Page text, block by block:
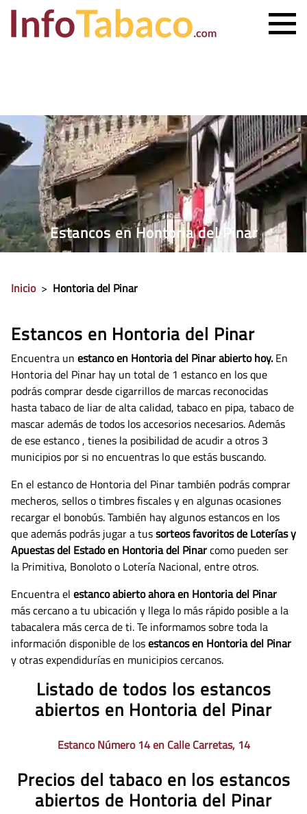
ESTANCO MÁS CERCANO
CONTACTO
Estancos en Hontoria del Pinar
Inicio > Hontoria del Pinar
Estancos en Hontoria del Pinar
Encuentra un estanco en Hontoria del Pinar abierto hoy. En
Hontoria del Pinar hay un total de 1 estanco en los que
podrás comprar desde cigarrillos de marcas reconocidas
hasta tabaco de liar de alta calidad, tabaco en pipa, tabaco de
mascar además de todos los accesorios necesarios.Además
de ese estanco , tienes la posibilidad de acudir a otros 3
municipios por si no encuentras lo que estás buscando.
En el estanco de Hontoria del Pinar también podrás comprar
mecheros, sellos o timbres fiscales y en algunas ocasiones
recargar el bonobús. También hay algunos estancos en los
que además podrás jugar a tussorteos favoritos de Loterías y
Apuestas del Estado en Hontoria del Pinarcomo pueden ser
la Primitiva, Bonoloto o Lotería Nacional, entre otros.
Encuentra el estanco abierto ahora en Hontoria del Pinar
más cercano a tu ubicación y llega lo más rápido posible a la
tabacalera más cerca de ti. Te informamos sobre toda la
información disponible de losestancos en Hontoria del Pinar
y otras expendidurías en municipios cercanos.
Listado de todos los estancos
abiertos en Hontoria del Pinar
Estanco Número 14 en Calle Carretas, 14
Precios del tabaco en los estancos
abiertos de Hontoria del Pinar